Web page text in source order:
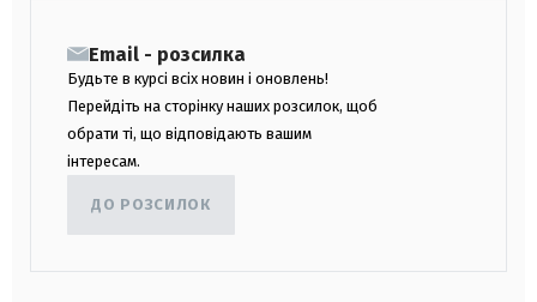
Email - розсилка
Будьте в курсі всіх новин і оновлень!
Перейдіть на сторінку наших розсилок, щоб
обрати ті, що відповідають вашим
інтересам.
ДО РОЗСИЛОК